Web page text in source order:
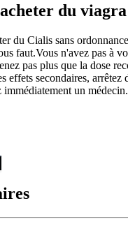
du viagra
du Cialis sans
faut.Vous n'avez pas à
pas plus que la dose
effets secondaires, arrêtez
immédiatement un médecin.